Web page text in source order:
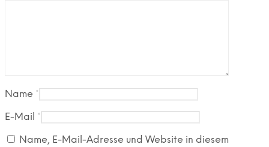
Name *
E-Mail *
Name, E-Mail-Adresse und Website in diesem